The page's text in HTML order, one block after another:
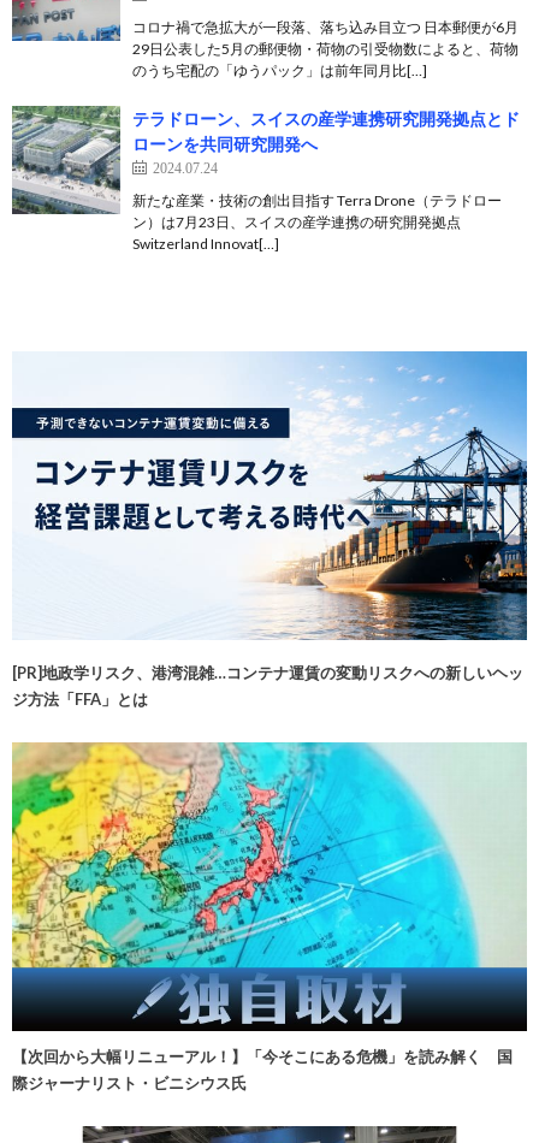
コロナ禍で急拡大が一段落、落ち込み目立つ 日本郵便が6月
29日公表した5月の郵便物・荷物の引受物数によると、荷物
のうち宅配の「ゆうパック」は前年同月比[…]
テラドローン、スイスの産学連携研究開発拠点とド
ローンを共同研究開発へ
2024.07.24
新たな産業・技術の創出目指す Terra Drone（テラドロー
ン）は7月23日、スイスの産学連携の研究開発拠点
Switzerland Innovat[…]
[PR]地政学リスク、港湾混雑…コンテナ運賃の変動リスクへの新しいヘッ
ジ方法「FFA」とは
【次回から大幅リニューアル！】「今そこにある危機」を読み解く 国
際ジャーナリスト・ビニシウス氏